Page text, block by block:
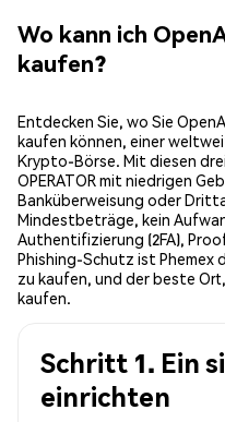
Wo kann ich
kaufen?
Entdecken Sie, wo Sie
kaufen können, einer
Krypto-Börse. Mit diesen
OPERATOR mit niedrigen
Banküberweisung oder
Mindestbeträge, kein
Authentifizierung (2FA),
Phishing-Schutz ist Phemex
zu kaufen, und der beste
kaufen.
Schritt 1. Ein
einrichten